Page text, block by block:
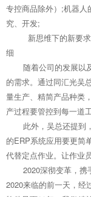
专控商品除外） ;机器人
究、开发;
新思维下的新要
细
随着公司的发展以
的需求。通过同汇光吴
量生产、精简产品种类
产过程要管控到每一道
此外，吴总还提到
的ERP系统应用要更简
代替定点作业。让作业
2020深彻变革，携
2020来临的前一天，经